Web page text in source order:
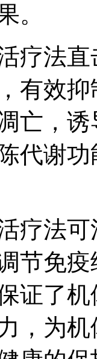
。
疗法
有效
亡，
代谢
疗法
节免
证了
，为